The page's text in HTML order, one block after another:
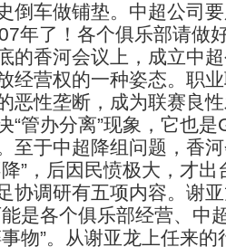
倒车做铺垫。中超公司
年了！各个俱乐部请做
香河会议上，成立中超
经营权的一种姿态。职
恶性垄断，成为联赛良
“管办分离”现象，它也
至于中超降组问题，香
降”，后因民愤极大，才
调研有五项内容。谢亚
能是各个俱乐部经营、中
物”。从谢亚龙上任来